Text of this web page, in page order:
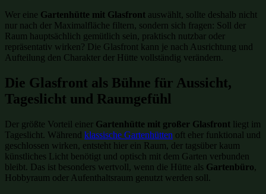
Wer eine Gartenhütte mit Glasfront auswählt, sollte deshalb nicht
nur nach der Maximalfläche filtern, sondern sich fragen: Soll der
Raum hauptsächlich gemütlich sein, praktisch nutzbar oder
repräsentativ wirken? Die Glasfront kann je nach Ausrichtung und
Aufteilung den Charakter der Hütte vollständig verändern.
Die Glasfront als Bühne für Aussicht,
Tageslicht und Raumgefühl
Der größte Vorteil einer Gartenhütte mit großer Glasfront liegt im
Tageslicht. Während klassische Gartenhütten oft eher funktional und
geschlossen wirken, entsteht hier ein Raum, der tagsüber kaum
künstliches Licht benötigt und optisch mit dem Garten verbunden
bleibt. Das ist besonders wertvoll, wenn die Hütte als Gartenbüro,
Hobbyraum oder Aufenthaltsraum genutzt werden soll.